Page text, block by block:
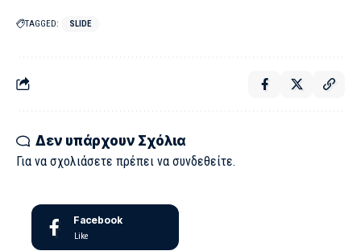
TAGGED: SLIDE
Δεν υπάρχουν Σχόλια
Για να σχολιάσετε πρέπει να συνδεθείτε.
Facebook
Like